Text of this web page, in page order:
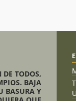
DE TODOS,
BAJA
BASURA Y